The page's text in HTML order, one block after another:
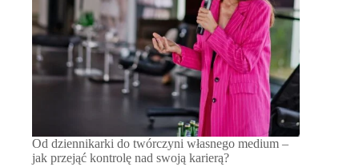
Od dziennikarki do twórczyni własnego medium –
jak przejąć kontrolę nad swoją karierą?